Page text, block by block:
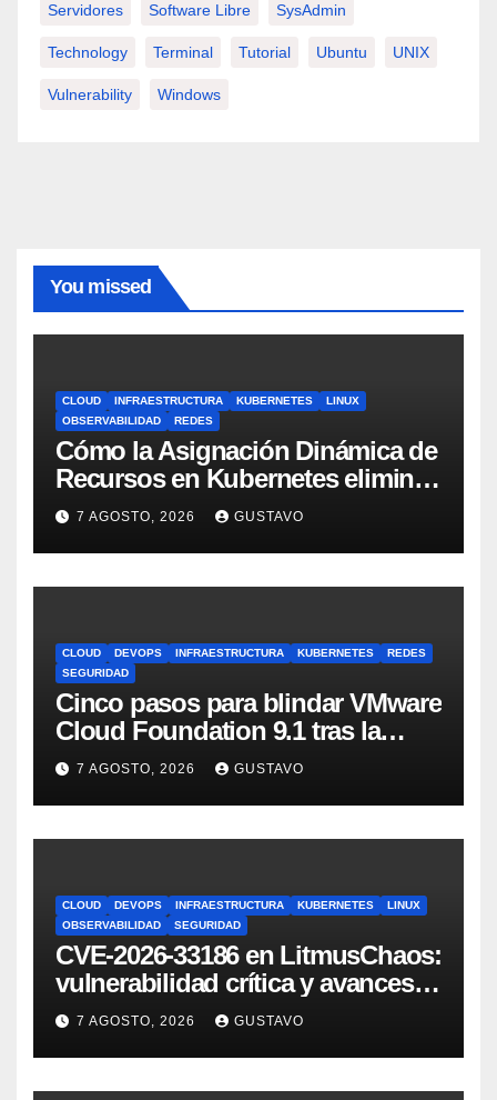
Servidores Software Libre SysAdmin
Technology Terminal Tutorial Ubuntu UNIX
Vulnerability Windows
You missed
CLOUD INFRAESTRUCTURA KUBERNETES
LINUX
OBSERVABILIDAD
REDES
Cómo la Asignación Dinámica de
Recursos en Kubernetes elimina
el dolor con GPUs
7 AGOSTO, 2026 GUSTAVO
CLOUD DEVOPS INFRAESTRUCTURA KUBERNETES
REDES
SEGURIDAD
Cinco pasos para blindar VMware
Cloud Foundation 9.1 tras la
actualización
7 AGOSTO, 2026 GUSTAVO
CLOUD DEVOPS INFRAESTRUCTURA KUBERNETES
LINUX
OBSERVABILIDAD
SEGURIDAD
CVE-2026-33186 en LitmusChaos:
vulnerabilidad crítica y avances
del proyecto en 2026
7 AGOSTO, 2026 GUSTAVO